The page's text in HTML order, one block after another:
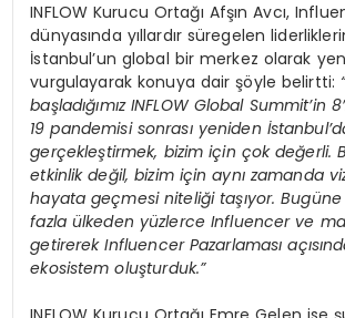
INFLOW Kurucu Ortağı Afşın Avcı,
dünyasında yıllardır süregelen
İstanbul’un global bir merkez olarak
vurgulayarak konuya dair şöyle belirtti:
başladığımız INFLOW Global Summit’in 8’
19 pandemisi sonrası yeniden İstanbul’
gerçekleştirmek, bizim için çokdeğerli.
etkinlik değil, bizim için aynı zamanda
hayata geçmesi niteliği taşıyor.
fazla ülkeden yüzlerce Influencer ve
getirerek Influencer Pazarlaması
ekosistem oluşturduk.”